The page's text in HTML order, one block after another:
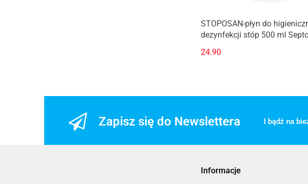
STOPOSAN-płyn do
dezynfekcji stóp 500 ml
24.90
Zapisz się do Newslettera I bądź na
Informacje